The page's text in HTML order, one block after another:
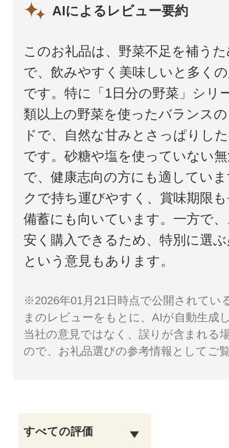
AIによるレビュー要約
このお礼品は、野菜不足を補う
で、飲みやすく美味しいと多く
です。特に「1日分の野菜」シリ
類以上の野菜を使ったバランス
ドで、自然な甘みとさっぱりし
です。砂糖や塩を使っていない
で、健康志向の方にも適してい
クで持ち運びやすく、賞味期限
備蓄にも向いています。一方で
安く購入できるため、特別に選
という意見もあります。
※2026年01月21日時点で公開されてい
まのレビューをもとに、AIが自動生成
当社の意見ではなく、誤りが含まれる
ので、お礼品選びの参考情報としてご